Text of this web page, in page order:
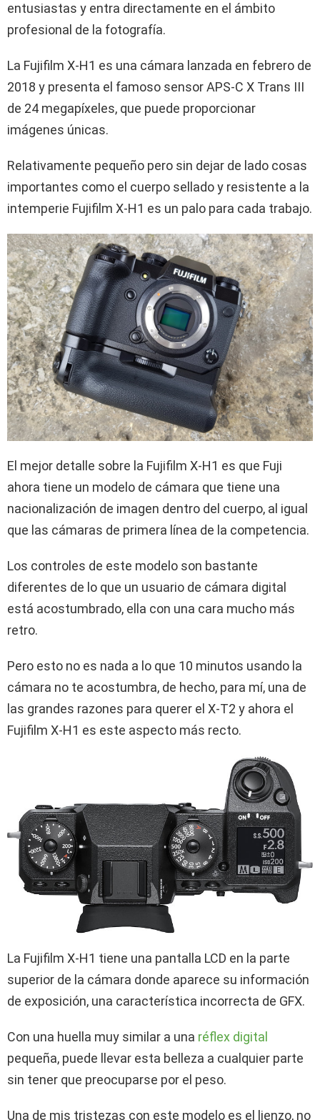
entusiastas y entra directamente en el ámbito
profesional de la fotografía.
La Fujifilm X-H1 es una cámara lanzada en febrero de
2018 y presenta el famoso sensor APS-C X Trans III
de 24 megapíxeles, que puede proporcionar
imágenes únicas.
Relativamente pequeño pero sin dejar de lado cosas
importantes como el cuerpo sellado y resistente a la
intemperie Fujifilm X-H1 es un palo para cada trabajo.
El mejor detalle sobre la Fujifilm X-H1 es que Fuji
ahora tiene un modelo de cámara que tiene una
nacionalización de imagen dentro del cuerpo, al igual
que las cámaras de primera línea de la competencia.
Los controles de este modelo son bastante
diferentes de lo que un usuario de cámara digital
está acostumbrado, ella con una cara mucho más
retro.
Pero esto no es nada a lo que 10 minutos usando la
cámara no te acostumbra, de hecho, para mí, una de
las grandes razones para querer el X-T2 y ahora el
Fujifilm X-H1 es este aspecto más recto.
La Fujifilm X-H1 tiene una pantalla LCD en la parte
superior de la cámara donde aparece su información
de exposición, una característica incorrecta de GFX.
Con una huella muy similar a una réflex digital
pequeña, puede llevar esta belleza a cualquier parte
sin tener que preocuparse por el peso.
Una de mis tristezas con este modelo es el lienzo, no